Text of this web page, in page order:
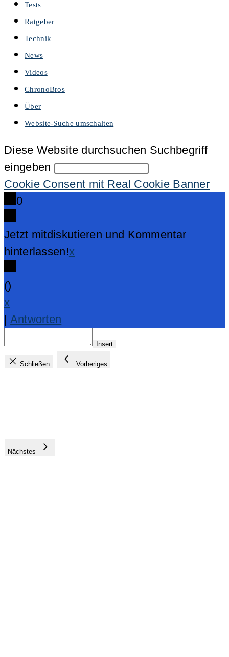
Tests
Ratgeber
Technik
News
Videos
ChronoBros
Über
Website-Suche umschalten
Diese Website durchsuchen Suchbegriff
eingeben
Cookie Consent mit Real Cookie Banner
0
Jetzt mitdiskutieren und Kommentar
hinterlassen!x
()
x
| Antworten
Insert
Schließen Vorheriges
Nächstes